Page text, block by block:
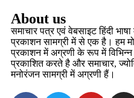
About us
समाचार पत्र एवं वेबसाइट हिंदी
प्रकाशन सामग्री में से एक है। हम
प्रकाशन में अग्रणी के रूप में विभिन्न
प्रकाशित करते है और समाचार,
मनोरंजन सामग्री में अग्रणी हैं।